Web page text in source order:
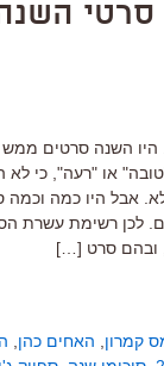
2009: סרטי
היו השנה סרטים
2009 כשנה "טובה" או
אבל היו כמה וכמה
לכן רשימת עשרת
קמרון האחים כהן